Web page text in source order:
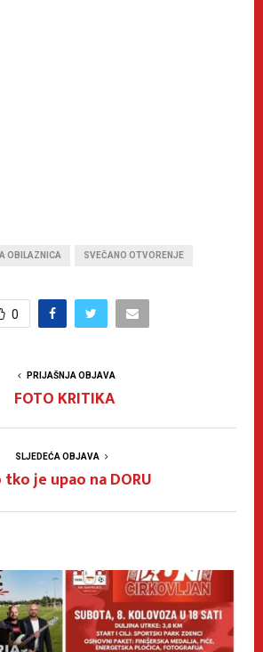
OBILAZNICA SVEČANO OTVORENJE
0
PRIJAŠNJA OBJAVA
FOTO KRITIKA
SLJEDEĆA OBJAVA
tko je upao na DORU